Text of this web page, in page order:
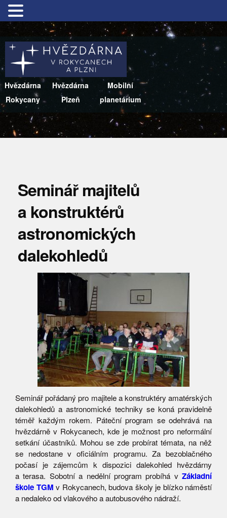
Hvězdárna
Rokycany
Hvězdárna
Plzeň
Mobilní
planetárium
Seminář majitelů
a konstruktérů
astronomických
dalekohledů
Seminář pořádaný pro majitele a konstruktéry amatérských
dalekohledů a astronomické techniky se koná pravidelně
téměř každým rokem. Páteční program se odehrává na
hvězdárně v Rokycanech, kde je možnost pro neformální
setkání účastníků. Mohou se zde probírat témata, na něž
se nedostane v oficiálním programu. Za bezoblačného
počasí je zájemcům k dispozici dalekohled hvězdárny
a terasa. Sobotní a nedělní program probíhá v Základní
škole TGM v Rokycanech, budova školy je blízko náměstí
a nedaleko od vlakového a autobusového nádraží.